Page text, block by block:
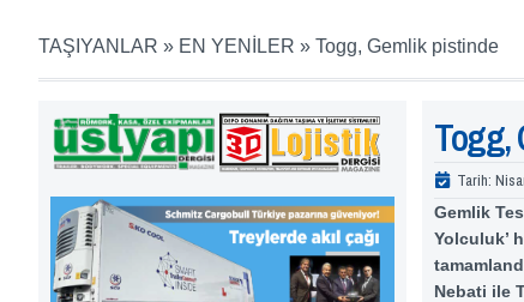
TAŞIYANLAR » EN YENİLER » Togg, Gemlik pistinde
Togg,
Tarih:
Gemlik
Yolculuk’
Nebati ile